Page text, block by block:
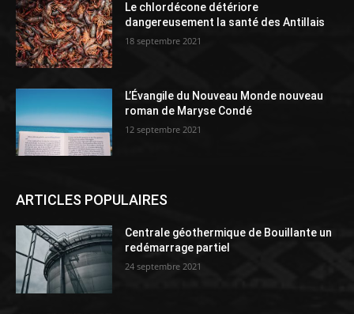
Le chlordécone détériore
dangereusement la santé des Antillais
18 septembre 2021
L’Évangile du Nouveau Monde nouveau
roman de Maryse Condé
12 septembre 2021
ARTICLES POPULAIRES
Centrale géothermique de Bouillante un
redémarrage partiel
24 septembre 2021